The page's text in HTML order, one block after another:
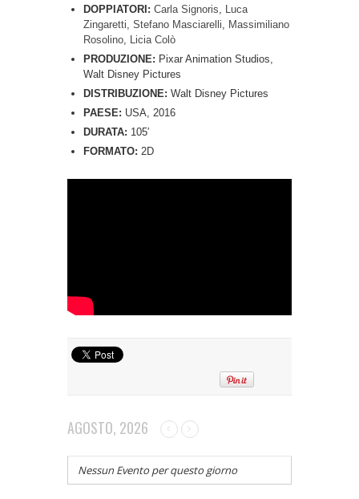
DOPPIATORI: Carla Signoris
Luca
Zingaretti Stefano Masciarelli
Massimiliano
Rosolino
Licia Colò
PRODUZIONE: Pixar Animation Studios,
Walt Disney Pictures
DISTRIBUZIONE: Walt Disney Pictures
PAESE: USA, 2016
DURATA: 105′
FORMATO: 2D
AGOSTO, 2026
Nessun Evento per questo giorno